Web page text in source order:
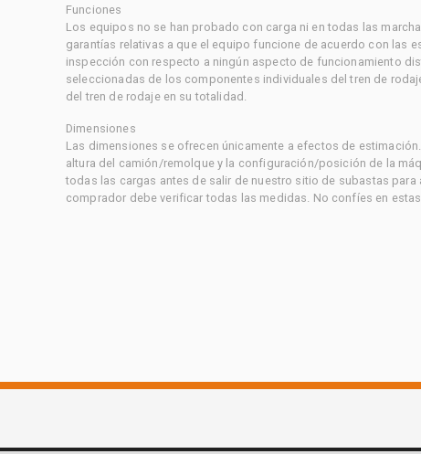
Funciones
Los equipos no se han probado con carga ni en todas las
garantías relativas a que el equipo funcione de acuerdo con las
inspección con respecto a ningún aspecto de funcionamiento
seleccionadas de los componentes individuales del tren de
del tren de rodaje en su totalidad.
Dimensiones
Las dimensiones se ofrecen únicamente a efectos de
altura del camión/remolque y la configuración/posición de la
todas las cargas antes de salir de nuestro sitio de subastas
comprador debe verificar todas las medidas. No confíes en